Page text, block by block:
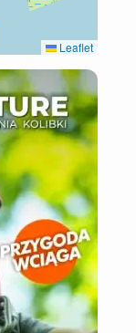
Leaflet